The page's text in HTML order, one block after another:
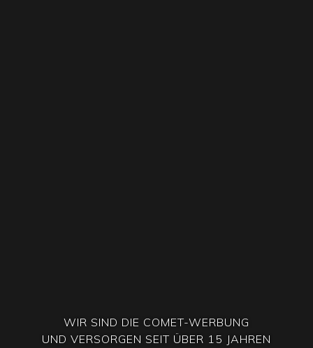
WIR SIND DIE COMET-WERBUNG
UND VERSORGEN SEIT ÜBER 15 JAHREN